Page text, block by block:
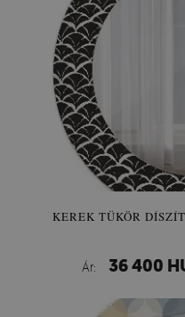
KEREK TÜKÖR
Ár: 36 400